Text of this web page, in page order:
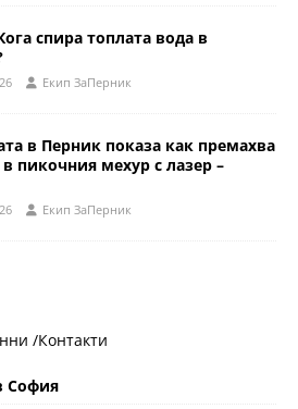
спира топлата вода в
Eкип ЗаПерник
в Перник показа как премахва
пикочния мехур с лазер –
Eкип ЗаПерник
/Контакти
София